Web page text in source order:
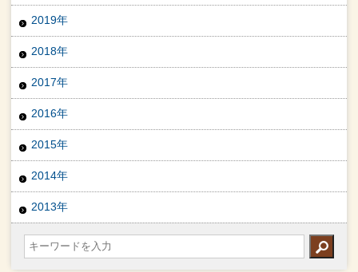
2019年
2018年
2017年
2016年
2015年
2014年
2013年